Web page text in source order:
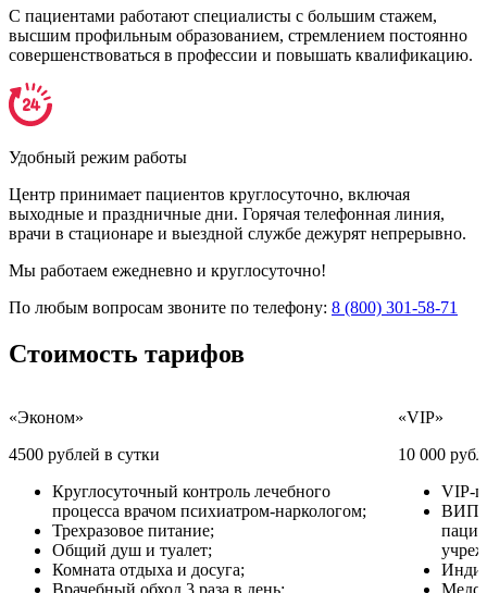
С пациентами работают специалисты с большим стажем,
высшим профильным образованием, стремлением постоянно
совершенствоваться в профессии и повышать квалификацию.
Удобный режим работы
Центр принимает пациентов круглосуточно, включая
выходные и праздничные дни. Горячая телефонная линия,
врачи в стационаре и выездной службе дежурят непрерывно.
Мы работаем ежедневно и круглосуточно!
По любым вопросам звоните по телефону: 8 (800) 301-58-71
Стоимость тарифов
«Эконом»
4500 рублей в сутки
Круглосуточный контроль лечебного
процесса врачом психиатром-наркологом;
Трехразовое питание;
Общий душ и туалет;
Комната отдыха и досуга;
Врачебный обход 3 раза в день;
«VIP»
10 000
VIP-
ВИП